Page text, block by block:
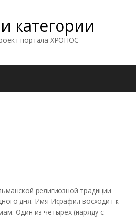
категории
портала ХРОНОС
религиозной традиции
дня. Имя Исрафил восходит к
Один из четырех (наряду с